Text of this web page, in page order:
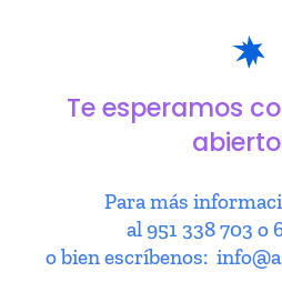
Te esperamos
Para más
al 951 338 703 o
o bien escríbenos: